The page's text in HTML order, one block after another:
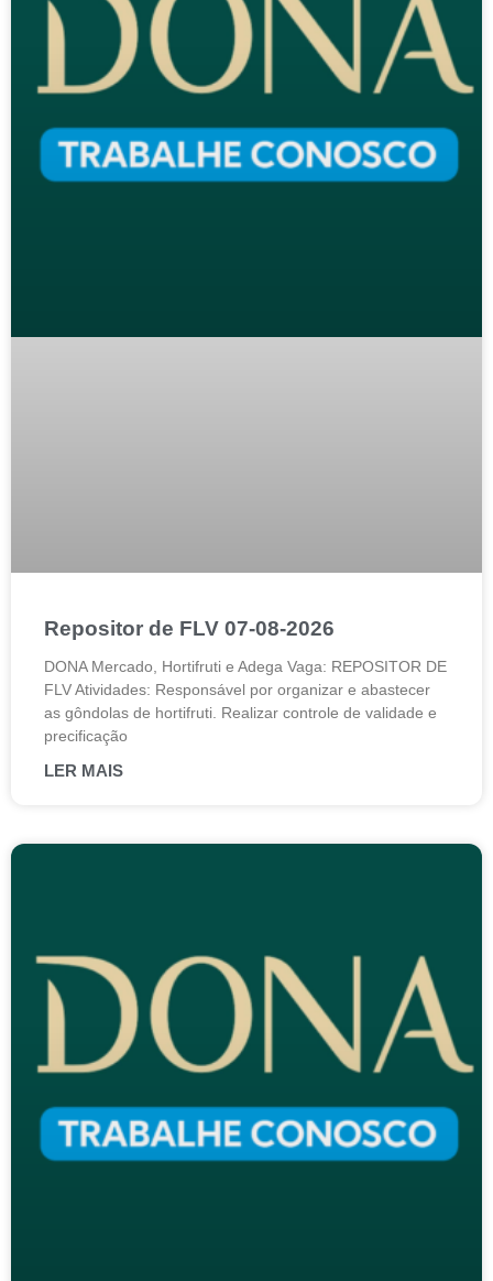
Repositor de FLV 07-08-2026
DONA Mercado, Hortifruti e Adega Vaga: REPOSITOR DE
FLV Atividades: Responsável por organizar e abastecer
as gôndolas de hortifruti. Realizar controle de validade e
precificação
LER MAIS